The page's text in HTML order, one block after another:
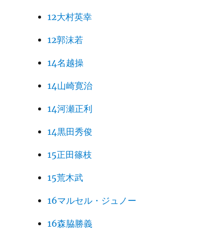
12大村英幸
12郭沫若
14名越操
14山崎寛治
14河瀬正利
14黒田秀俊
15正田篠枝
15荒木武
16マルセル・ジュノー
16森脇勝義